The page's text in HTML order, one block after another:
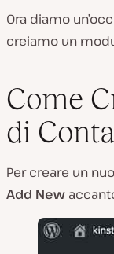
Ora diamo
creiamo un
Come
di
Per creare un
Add New